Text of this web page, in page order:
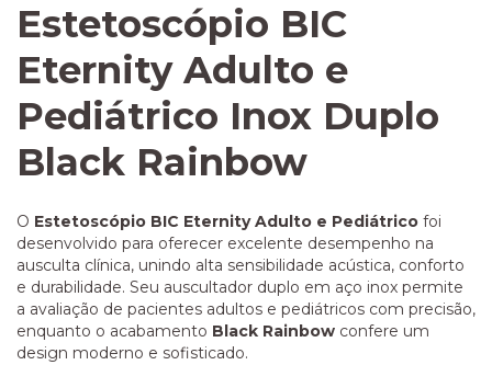
Estetoscópio BIC
Eternity Adulto e
Pediátrico Inox Duplo
Black Rainbow
O Estetoscópio BIC Eternity Adulto e Pediátrico foi
desenvolvido para oferecer excelente desempenho na
ausculta clínica, unindo alta sensibilidade acústica, conforto
e durabilidade. Seu auscultador duplo em aço inox permite
a avaliação de pacientes adultos e pediátricos com precisão,
enquanto o acabamento Black Rainbow confere um
design moderno e sofisticado.